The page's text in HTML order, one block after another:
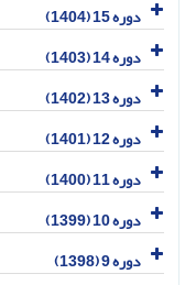
دوره 15 (1404)
دوره 14 (1403)
دوره 13 (1402)
دوره 12 (1401)
دوره 11 (1400)
دوره 10 (1399)
دوره 9 (1398)